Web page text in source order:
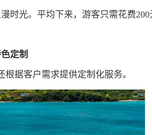
时光。平均下来，游客只需花费200
定制
据客户需求提供定制化服务。